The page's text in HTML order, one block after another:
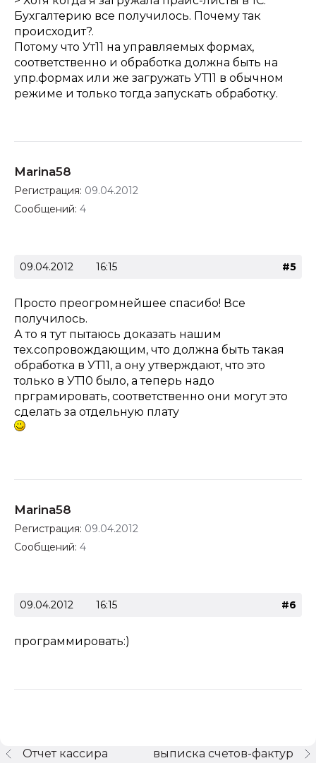
Бухгалтерию все получилось. Почему так
происходит?.
Потому что Ут11 на управляемых формах,
соответственно и обработка должна быть на
упр.формах или же загружать УТ11 в обычном
режиме и только тогда запускать обработку.
Marina58
Регистрация: 09.04.2012
Сообщений: 4
09.04.2012 16:15 #5
Просто преогромнейшее спасибо! Все
получилось.
А то я тут пытаюсь доказать нашим
тех.сопровождающим, что должна быть такая
обработка в УТ11, а ону утверждают, что это
только в УТ10 было, а теперь надо
прграмировать, соответственно они могут это
сделать за отдельную плату
Marina58
Регистрация: 09.04.2012
Сообщений: 4
09.04.2012 16:15 #6
программировать:)
выписка счетов-фактур
Отчет кассира